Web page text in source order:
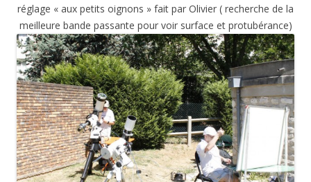
réglage « aux petits oignons » fait par Olivier ( recherche de la
meilleure bande passante pour voir surface et protubérance)